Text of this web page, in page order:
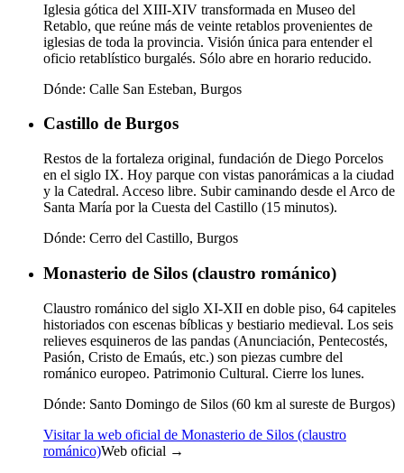
Iglesia gótica del XIII-XIV transformada en Museo del
Retablo, que reúne más de veinte retablos provenientes de
iglesias de toda la provincia. Visión única para entender el
oficio retablístico burgalés. Sólo abre en horario reducido.
Dónde: Calle San Esteban, Burgos
Castillo de Burgos
Restos de la fortaleza original, fundación de Diego Porcelos
en el siglo IX. Hoy parque con vistas panorámicas a la ciudad
y la Catedral. Acceso libre. Subir caminando desde el Arco de
Santa María por la Cuesta del Castillo (15 minutos).
Dónde: Cerro del Castillo, Burgos
Monasterio de Silos (claustro románico)
Claustro románico del siglo XI-XII en doble piso, 64 capiteles
historiados con escenas bíblicas y bestiario medieval. Los seis
relieves esquineros de las pandas (Anunciación, Pentecostés,
Pasión, Cristo de Emaús, etc.) son piezas cumbre del
románico europeo. Patrimonio Cultural. Cierre los lunes.
Dónde: Santo Domingo de Silos (60 km al sureste de Burgos)
Visitar la web oficial de Monasterio de Silos (claustro
románico)Web oficial →